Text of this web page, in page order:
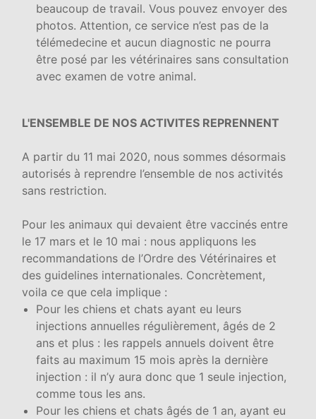
beaucoup de travail. Vous pouvez envoyer des
photos. Attention, ce service n’est pas de la
télémedecine et aucun diagnostic ne pourra
être posé par les vétérinaires sans consultation
avec examen de votre animal.
L'ENSEMBLE DE NOS ACTIVITES REPRENNENT
A partir du 11 mai 2020, nous sommes désormais
autorisés à reprendre l’ensemble de nos activités
sans restriction.
Pour les animaux qui devaient être vaccinés entre
le 17 mars et le 10 mai : nous appliquons les
recommandations de l’Ordre des Vétérinaires et
des guidelines internationales. Concrètement,
voila ce que cela implique :
Pour les chiens et chats ayant eu leurs
injections annuelles régulièrement, âgés de 2
ans et plus : les rappels annuels doivent être
faits au maximum 15 mois après la dernière
injection : il n’y aura donc que 1 seule injection,
comme tous les ans.
Pour les chiens et chats âgés de 1 an, ayant eu